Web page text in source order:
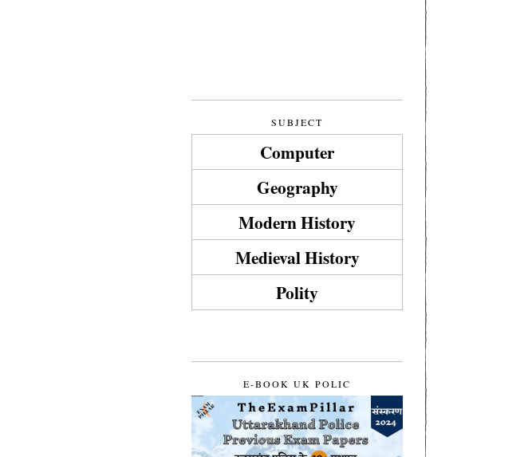
SUBJECT
Computer
Geography
Modern History
Medieval History
Polity
E-BOOK UK POLIC